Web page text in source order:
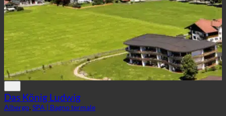
Das König Ludwig
Albergo, SPA | Bagno termale